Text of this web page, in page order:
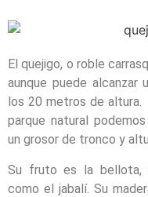
El quejigo, o roble
aunque puede alcanzar
los 20 metros de altura.
parque natural
un grosor de tronco y
Su fruto es la bellota,
como el jabalí. Su